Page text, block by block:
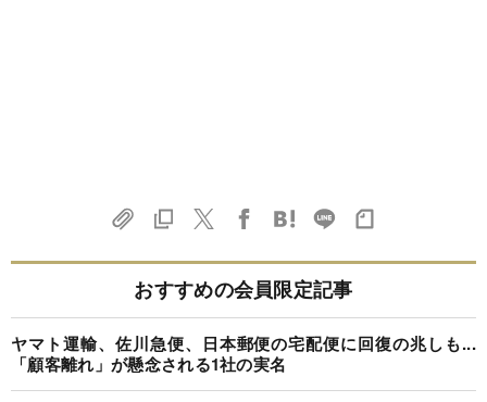
おすすめの会員限定記事
ヤマト運輸、佐川急便、日本郵便の宅配便に回復の兆しも...
「顧客離れ」が懸念される1社の実名